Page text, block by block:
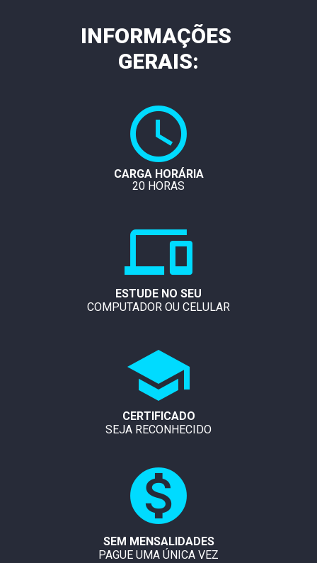
CARGA HORÁRIA
20 HORAS
ESTUDE NO SEU
COMPUTADOR OU CELULAR
CERTIFICADO
SEJA RECONHECIDO
SEM MENSALIDADES
PAGUE UMA ÚNICA VEZ
INFORMAÇÕES
GERAIS: